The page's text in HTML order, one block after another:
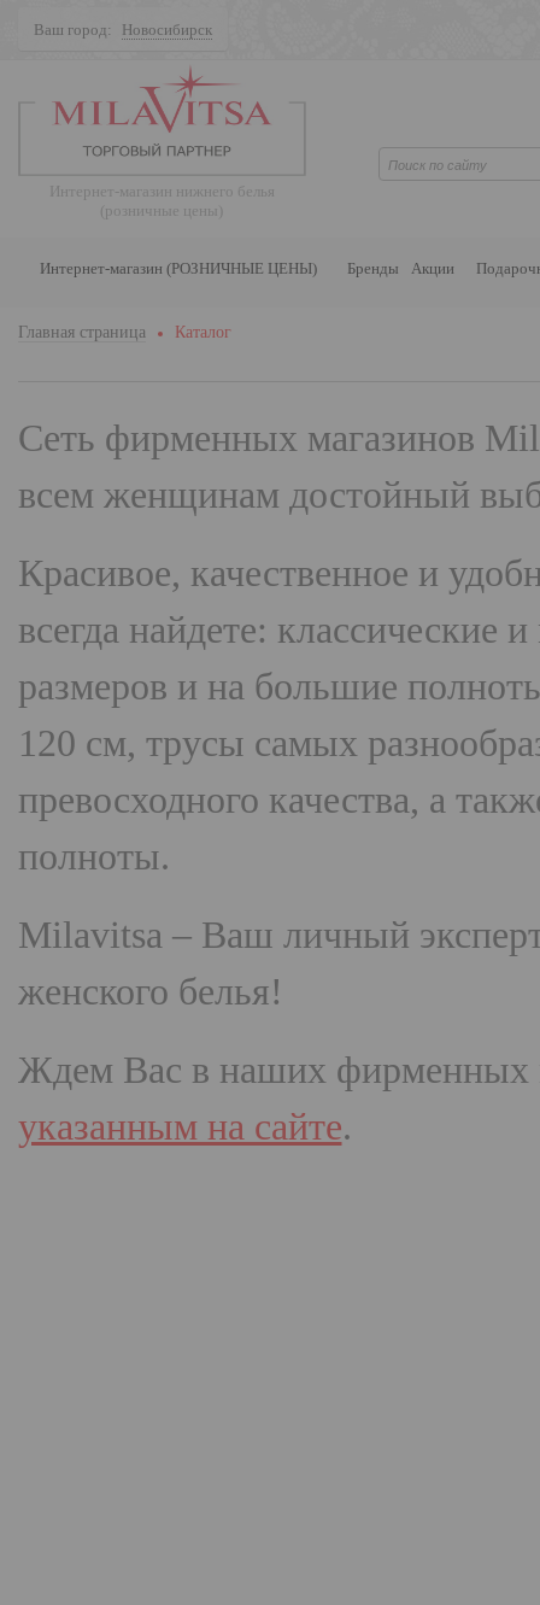
Ваш город: Новосибирск
Интернет-магазин нижнего белья
(розничные цены)
Интернет-магазин (РОЗНИЧНЫЕ ЦЕНЫ) Бренды Акции
Главная страница Каталог
Сеть фирменных магазинов
всем женщинам достойный
Красивое, качественное и
всегда найдете:
размеров и на большие
120 см, трусы самых
превосходного качества, а
полноты.
Milavitsa – Ваш личный
женского белья!
Ждем Вас в наших фирменных
указанным на сайте.